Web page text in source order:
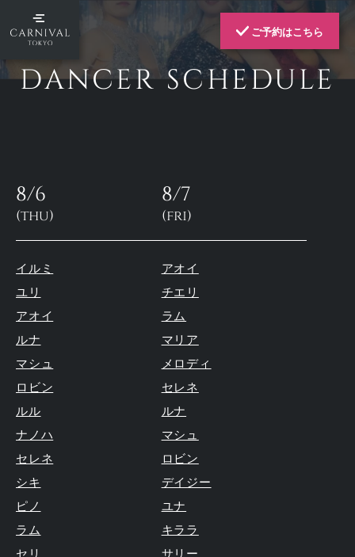
ご予約はこちら
DANCER SCHEDULE
8/6
(thu)
イルミ
ユリ
アオイ
ルナ
マシュ
ロビン
ルル
ナノハ
セレネ
シキ
ピノ
ラム
セリ
8/7
(fri)
アオイ
チエリ
ラム
マリア
メロディ
セレネ
ルナ
マシュ
ロビン
デイジー
ユナ
キララ
サリー